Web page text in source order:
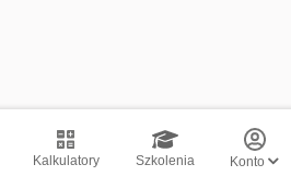
Kalkulatory Szkolenia Konto